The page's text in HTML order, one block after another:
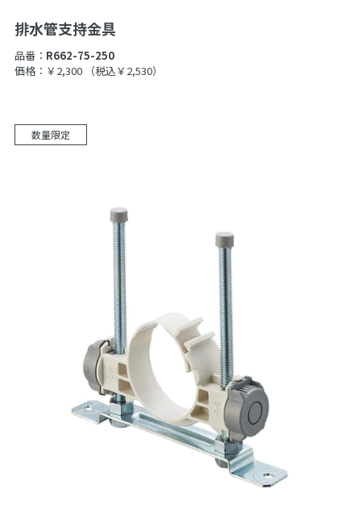
排水管支持金具
品番： R662-75-250
価格：￥2,300
（税込￥2,530）
数量限定